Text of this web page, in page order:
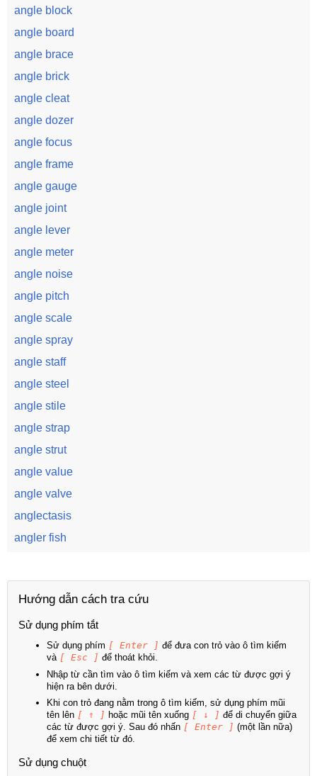
angle block
angle board
angle brace
angle brick
angle cleat
angle dozer
angle focus
angle frame
angle gauge
angle joint
angle lever
angle meter
angle noise
angle pitch
angle scale
angle spray
angle staff
angle steel
angle stile
angle strap
angle strut
angle value
angle valve
anglectasis
angler fish
Hướng dẫn cách tra cứu
Sử dụng phím tắt
Sử dụng phím [ Enter ] để đưa con trỏ vào ô tìm kiếm
và [ Esc ] để thoát khỏi.
Nhập từ cần tìm vào ô tìm kiếm và xem các từ được gợi ý
hiện ra bên dưới.
Khi con trỏ đang nằm trong ô tìm kiếm, sử dụng phím mũi
tên lên [ ↑ ] hoặc mũi tên xuống [ ↓ ] để di chuyển giữa
các từ được gợi ý. Sau đó nhấn [ Enter ] (một lần nữa)
để xem chi tiết từ đó.
Sử dụng chuột